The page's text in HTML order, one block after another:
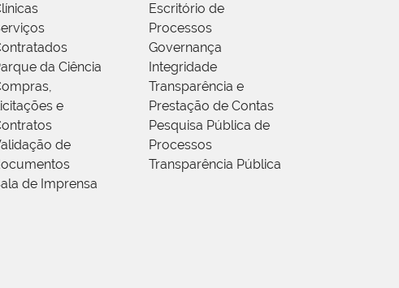
da Ciência
e
de
de Imprensa
Escritório de
Processos
Governança
Integridade
Transparência e
Prestação de Contas
Pesquisa Pública de
Processos
Transparência Pública